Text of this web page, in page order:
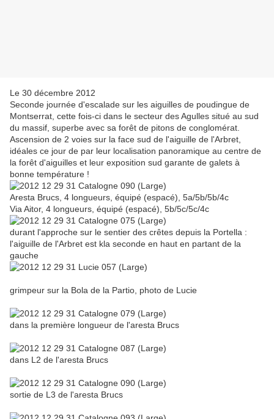
Le 30 décembre 2012
Seconde journée d'escalade sur les aiguilles de poudingue de
Montserrat, cette fois-ci dans le secteur des Agulles situé au sud
du massif, superbe avec sa forêt de pitons de conglomérat.
Ascension de 2 voies sur la face sud de l'aiguille de l'Arbret,
idéales ce jour de par leur localisation panoramique au centre de
la forêt d'aiguilles et leur exposition sud garante de galets à
bonne température !
Aresta Brucs, 4 longueurs, équipé (espacé), 5a/5b/5b/4c
Via Aitor, 4 longueurs, équipé (espacé), 5b/5c/5c/4c
durant l'approche sur le sentier des crêtes depuis la Portella :
l'aiguille de l'Arbret est kla seconde en haut en partant de la
gauche
grimpeur sur la Bola de la Partio, photo de Lucie
dans la première longueur de l'aresta Brucs
dans L2 de l'aresta Brucs
sortie de L3 de l'aresta Brucs